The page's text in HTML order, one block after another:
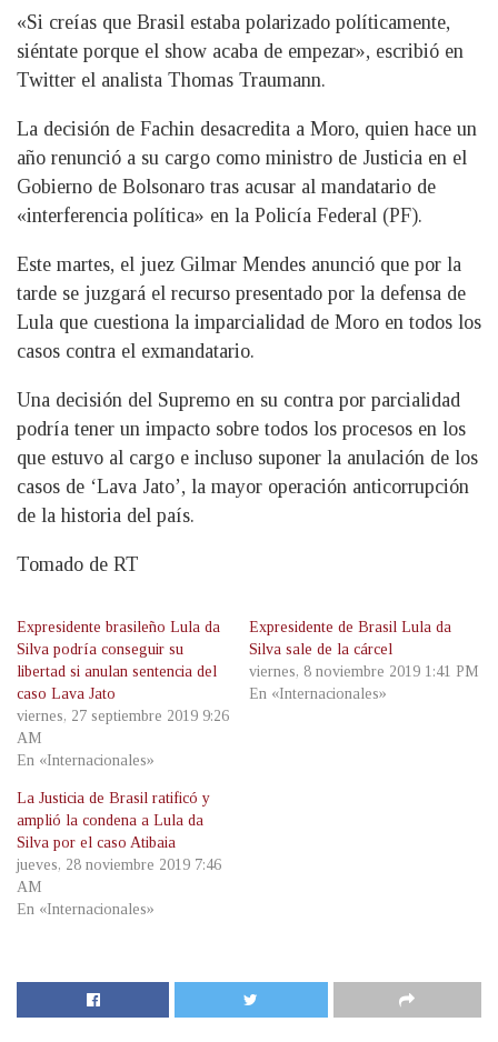
«Si creías que Brasil estaba polarizado políticamente,
siéntate porque el show acaba de empezar», escribió en
Twitter el analista Thomas Traumann.
La decisión de Fachin desacredita a Moro, quien hace un
año renunció a su cargo como ministro de Justicia en el
Gobierno de Bolsonaro tras acusar al mandatario de
«interferencia política» en la Policía Federal (PF).
Este martes, el juez Gilmar Mendes anunció que por la
tarde se juzgará el recurso presentado por la defensa de
Lula que cuestiona la imparcialidad de Moro en todos los
casos contra el exmandatario.
Una decisión del Supremo en su contra por parcialidad
podría tener un impacto sobre todos los procesos en los
que estuvo al cargo e incluso suponer la anulación de los
casos de ‘Lava Jato’, la mayor operación anticorrupción
de la historia del país.
Tomado de RT
Expresidente brasileño Lula da
Silva podría conseguir su
libertad si anulan sentencia del
caso Lava Jato
viernes, 27 septiembre 2019 9:26
AM
En «Internacionales»
Expresidente de Brasil Lula da
Silva sale de la cárcel
viernes, 8 noviembre 2019 1:41 PM
En «Internacionales»
La Justicia de Brasil ratificó y
amplió la condena a Lula da
Silva por el caso Atibaia
jueves, 28 noviembre 2019 7:46
AM
En «Internacionales»